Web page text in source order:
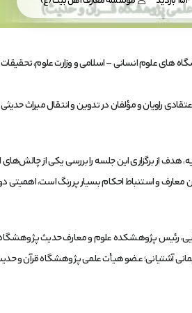
علوم انسانی – اسلامی و وزارت علوم،
راویان و مؤلفان در تدوین و انتقال میراث
هدف از برگزاری این جلسه را بررسی یکی از
و استنباط احکام بسیار پررنگ است، اهمیتی
رئیس پژوهشکده علوم و معارف حدیث پژوهشگاه
عضو هیأت علمی پژوهشگاه قرآن و حدیث